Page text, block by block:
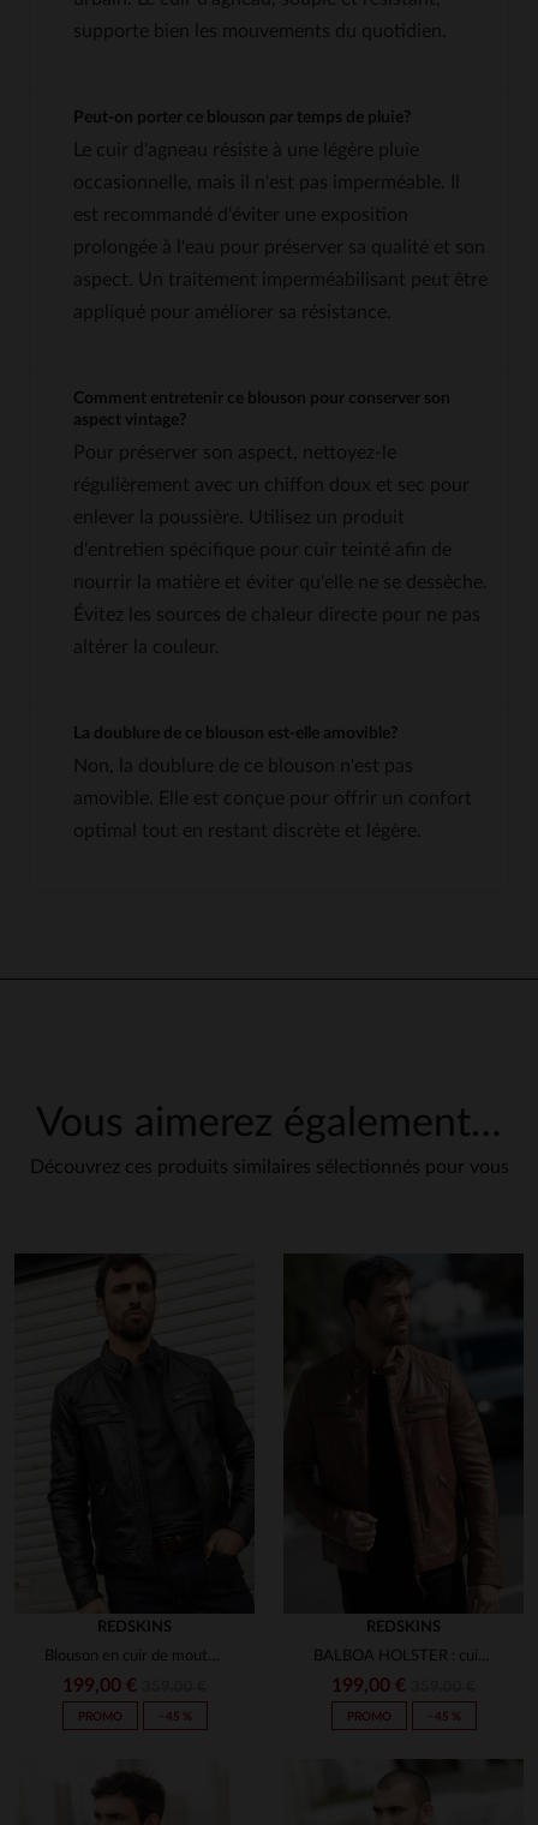
supporte bien les mouvements du quotidien.
Peut-on porter ce blouson par temps de pluie?
Le cuir d'agneau résiste à une légère pluie
occasionnelle, mais il n'est pas imperméable. Il
est recommandé d'éviter une exposition
prolongée à l'eau pour préserver sa qualité et son
aspect. Un traitement imperméabilisant peut être
appliqué pour améliorer sa résistance.
Comment entretenir ce blouson pour conserver son
aspect vintage?
Pour préserver son aspect, nettoyez-le
régulièrement avec un chiffon doux et sec pour
enlever la poussière. Utilisez un produit
d'entretien spécifique pour cuir teinté afin de
nourrir la matière et éviter qu'elle ne se dessèche.
Évitez les sources de chaleur directe pour ne pas
altérer la couleur.
La doublure de ce blouson est-elle amovible?
Non, la doublure de ce blouson n'est pas
amovible. Elle est conçue pour offrir un confort
optimal tout en restant discrète et légère.
en cliquant ici
Vous aimerez également…
Découvrez ces produits similaires sélectionnés pour vous
REDSKINS
Blouson en cuir de mouton noir, coupe slimfit et détails matelassés.
199,00 €
PROMO −45 %
REDSKINS
BALBOA HOLSTER : cuir de mouton cognac, coupe slimfit et style motard.
199,00 €
PROMO −45 %